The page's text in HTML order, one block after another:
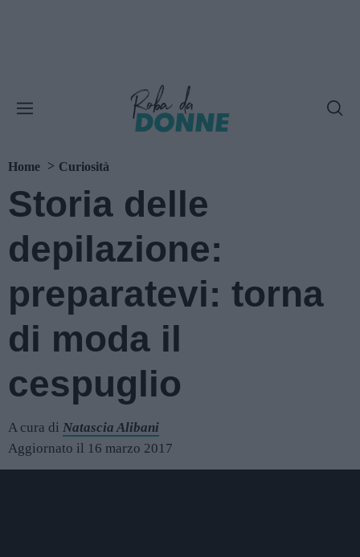
Home Curiosità
Storia delle
depilazione:
preparatevi: torna
di moda il
cespuglio
A cura di Natascia Alibani
Aggiornato il 16 marzo 2017